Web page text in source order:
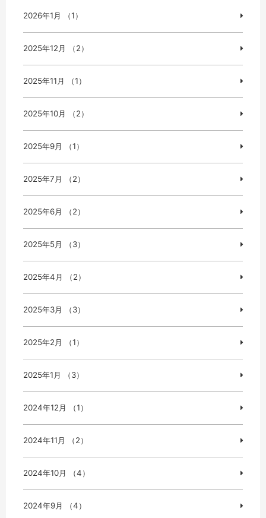
2026年1月 （1）
2025年12月 （2）
2025年11月 （1）
2025年10月 （2）
2025年9月 （1）
2025年7月 （2）
2025年6月 （2）
2025年5月 （3）
2025年4月 （2）
2025年3月 （3）
2025年2月 （1）
2025年1月 （3）
2024年12月 （1）
2024年11月 （2）
2024年10月 （4）
2024年9月 （4）